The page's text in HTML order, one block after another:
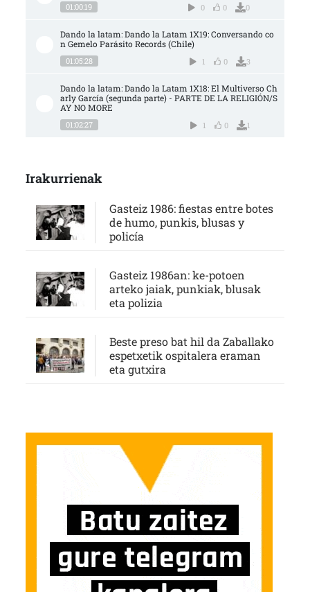
01:00:19 0 0 0
Dando la latam: Dando la Latam 1X19: Conversando co
n Gemelo Parásito Records (Chile)
01:05:28 1 0 3
Dando la latam: Dando la Latam 1X18: El Multiverso Ch
arly García (segunda parte) - PARTE DE LA RELIGIÓN/S
AY NO MORE
01:02:27 1 0 1
Irakurrienak
Gasteiz 1986: fiestas entre botes
de humo, punkis, blusas y
policía
Gasteiz 1986an: ke-potoen
arteko jaiak, punkiak, blusak
eta polizia
Beste preso bat hil da Zaballako
espetxetik ospitalera eraman
eta gutxira